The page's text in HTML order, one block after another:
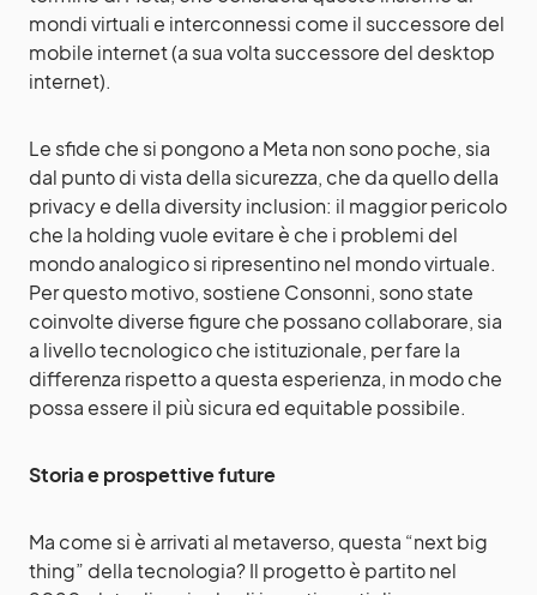
mondi virtuali e interconnessi come il successore del
mobile internet (a sua volta successore del desktop
internet).
Le sfide che si pongono a Meta non sono poche, sia
dal punto di vista della sicurezza, che da quello della
privacy e della diversity inclusion: il maggior pericolo
che la holding vuole evitare è che i problemi del
mondo analogico si ripresentino nel mondo virtuale.
Per questo motivo, sostiene Consonni, sono state
coinvolte diverse figure che possano collaborare, sia
a livello tecnologico che istituzionale, per fare la
differenza rispetto a questa esperienza, in modo che
possa essere il più sicura ed equitable possibile.
Storia e prospettive future
Ma come si è arrivati al metaverso, questa “next big
thing” della tecnologia? Il progetto è partito nel